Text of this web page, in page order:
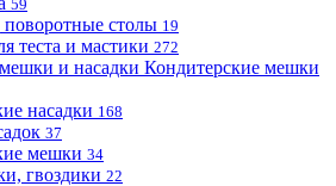
59
столы 19
теста и мастики 272
Кондитерские мешки
насадки 168
37
мешки 34
гвоздики 22